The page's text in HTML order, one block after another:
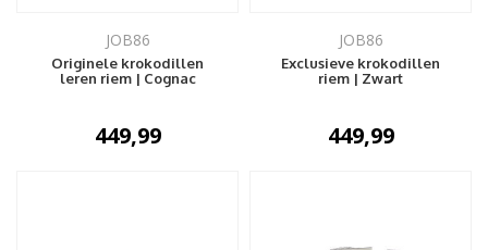
JOB86
Originele krokodillen
leren riem | Cognac
449,99
JOB86
Exclusieve krokodillen
riem | Zwart
449,99